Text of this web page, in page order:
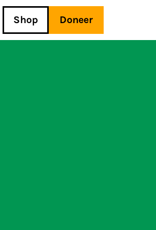
Shop Doneer